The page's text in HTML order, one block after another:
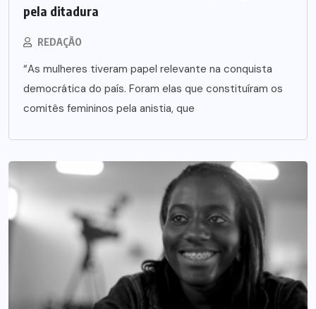
pela ditadura
REDAÇÃO
“As mulheres tiveram papel relevante na conquista
democrática do país. Foram elas que constituíram os
comitês femininos pela anistia, que